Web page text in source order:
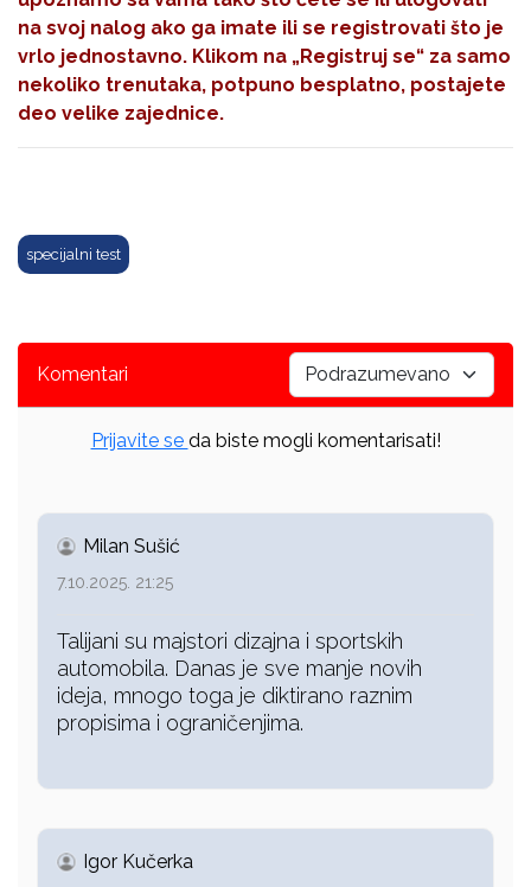
na svoj nalog ako ga imate ili se registrovati što je
vrlo jednostavno. Klikom na „Registruj se“ za samo
nekoliko trenutaka, potpuno besplatno, postajete
deo velike zajednice.
specijalni test
Komentari
Prijavite se da biste mogli komentarisati!
Milan Sušić
7.10.2025. 21:25
Talijani su majstori dizajna i sportskih
automobila. Danas je sve manje novih
ideja, mnogo toga je diktirano raznim
propisima i ograničenjima.
Igor Kučerka